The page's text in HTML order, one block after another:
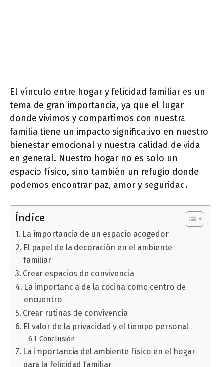
El vínculo entre hogar y felicidad familiar es un
tema de gran importancia, ya que el lugar
donde vivimos y compartimos con nuestra
familia tiene un impacto significativo en nuestro
bienestar emocional y nuestra calidad de vida
en general. Nuestro hogar no es solo un
espacio físico, sino también un refugio donde
podemos encontrar paz, amor y seguridad.
Índice
La importancia de un espacio acogedor
El papel de la decoración en el ambiente
familiar
Crear espacios de convivencia
La importancia de la cocina como centro de
encuentro
Crear rutinas de convivencia
El valor de la privacidad y el tiempo personal
Conclusión
La importancia del ambiente físico en el hogar
para la felicidad familiar